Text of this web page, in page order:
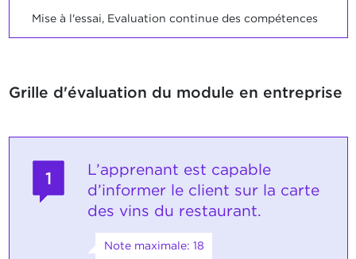
Mise à l'essai, Evaluation continue des compétences
Grille d'évaluation du module en entreprise
1
L’apprenant est capable
d’informer le client sur la carte
des vins du restaurant.
Note maximale: 18